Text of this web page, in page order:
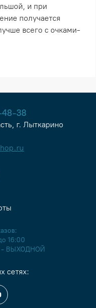
и при
получается
всего с очками-
38
г. Лыткарино
16:00
- ВЫХОДНОЙ
сетях: